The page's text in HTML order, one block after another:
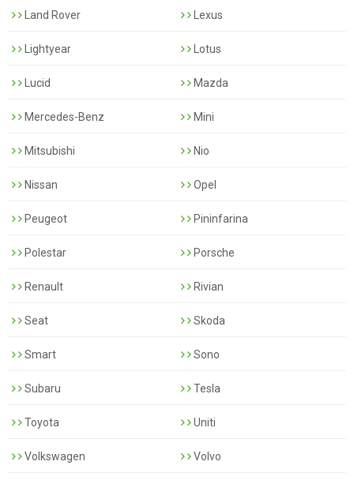
Land Rover Lexus
Lightyear Lotus
Lucid Mazda
Mercedes-Benz Mini
Mitsubishi Nio
Nissan Opel
Peugeot Pininfarina
Polestar Porsche
Renault Rivian
Seat Skoda
Smart Sono
Subaru Tesla
Toyota Uniti
Volkswagen Volvo